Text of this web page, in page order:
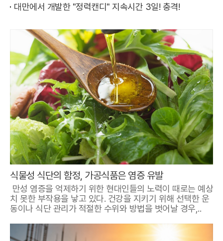
대만에서 개발한 "정력캔디" 지속시간 3일! 충격!
식물성 식단의 함정, 가공식품은 염증 유발
만성 염증을 억제하기 위한 현대인들의 노력이 때로는 예상
치 못한 부작용을 낳고 있다. 건강을 지키기 위해 선택한 운
동이나 식단 관리가 적절한 수위와 방법을 벗어날 경우,..